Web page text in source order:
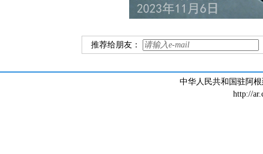
推荐给朋友：
中华人民共和国驻阿
http://